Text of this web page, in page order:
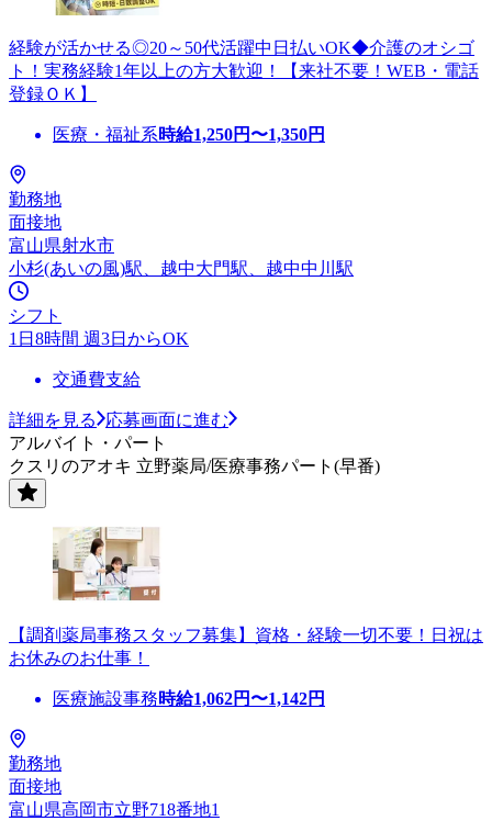
経験が活かせる◎20～50代活躍中日払いOK◆介護のオシゴ
ト！実務経験1年以上の方大歓迎！【来社不要！WEB・電話
登録ＯＫ】
医療・福祉系時給1,250円〜1,350円
勤務地
面接地
富山県射水市
小杉(あいの風)駅、越中大門駅、越中中川駅
シフト
1日8時間 週3日からOK
交通費支給
詳細を見る
応募画面に進む
アルバイト・パート
クスリのアオキ 立野薬局/医療事務パート(早番)
【調剤薬局事務スタッフ募集】資格・経験一切不要！日祝は
お休みのお仕事！
医療施設事務時給1,062円〜1,142円
勤務地
面接地
富山県高岡市立野718番地1